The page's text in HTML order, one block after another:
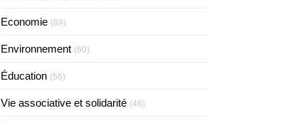
Economie (89)
Environnement (60)
Éducation (56)
Vie associative et solidarité (46)